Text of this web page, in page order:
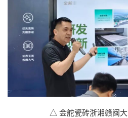
△ 金舵瓷砖浙湘赣闽